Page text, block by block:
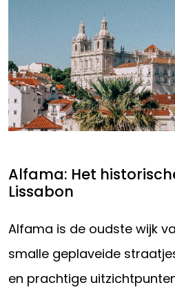
Alfama: Het
Lissabon
Alfama is de oudste wijk
smalle geplaveide
en prachtige